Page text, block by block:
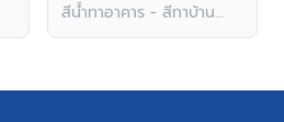
สีน้ำทาอาคาร - สีทาบ้าน
ภายนอก